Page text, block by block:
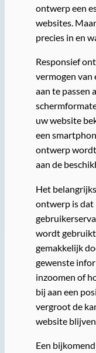
ontwerp een
websites.
precies in en
Responsief
vermogen van
aan te passen
uw website
een
ontwerp
aan de
Het
ontwerp is dat
wordt
gemakkelijk
gewenste
inzoomen of
bij aan een
vergroot de
website blijven.
Een